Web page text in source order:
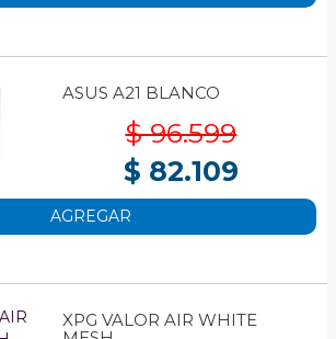
ASUS A21 BLANCO
$ 96.599
$ 82.109
AGREGAR
XPG VALOR AIR WHITE